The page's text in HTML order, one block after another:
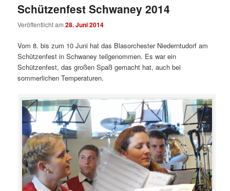
Schützenfest Schwaney 2014
Veröffentlicht am28. Juni 2014
Vom 8. bis zum 10 Juni hat das Blasorchester Niederntudorf am
Schützenfest in Schwaney teilgenommen. Es war ein
Schützenfest, das großen Spaß gemacht hat, auch bei
sommerlichen Temperaturen.